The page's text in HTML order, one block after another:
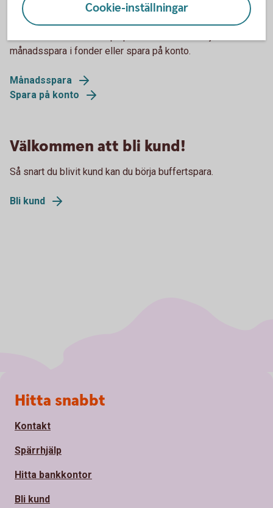
När du fått ihop till en buffert
månadsspara i fonder eller spara på konto.
Månadsspara
Spara på konto
Välkommen att bli kund!
Så snart du blivit kund kan du börja buffertspara.
Bli kund
Cookie-inställningar
Sidfot
Hitta snabbt
Kontakt
Spärrhjälp
Hitta bankkontor
Bli kund